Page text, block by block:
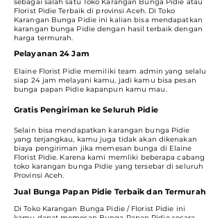
Florist Pidie Terbaik di provinsi Aceh. Di Toko
Karangan Bunga Pidie ini kalian bisa mendapatkan
karangan bunga Pidie dengan hasil terbaik dengan
harga termurah.
Pelayanan 24 Jam
Elaine Florist Pidie memiliki team admin yang selalu
siap 24 jam melayani kamu, jadi kamu bisa pesan
bunga papan Pidie kapanpun kamu mau.
Gratis Pengiriman ke Seluruh Pidie
Selain bisa mendapatkan karangan bunga Pidie
yang terjangkau, kamu juga tidak akan dikenakan
biaya pengiriman jika memesan bunga di Elaine
Florist Pidie. Karena kami memliki beberapa cabang
toko karangan bunga Pidie yang tersebar di seluruh
Provinsi Aceh.
Jual Bunga Papan Pidie Terbaik dan Termurah
Di Toko Karangan Bunga Pidie / Florist Pidie ini